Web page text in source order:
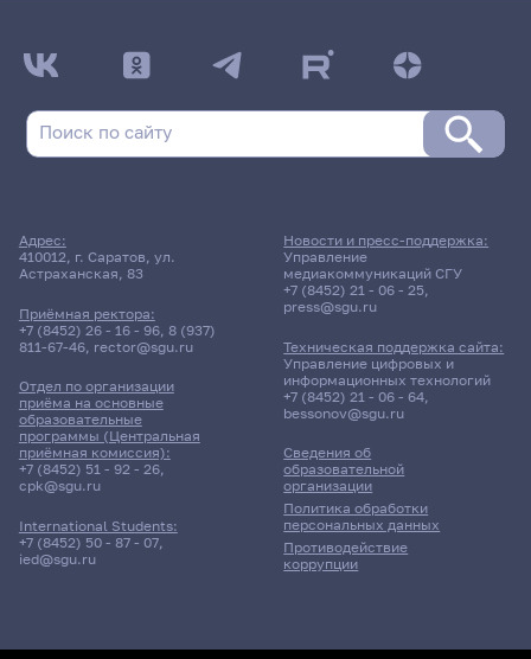
Адрес:
410012, г. Саратов, ул.
Астраханская, 83
Приёмная ректора:
+7 (8452) 26 - 16 - 96, 8 (937)
811-67-46, rector@sgu.ru
Отдел по организации
приёма на основные
образовательные
программы (Центральная
приёмная комиссия):
+7 (8452) 51 - 92 - 26,
cpk@sgu.ru
International Students:
+7 (8452) 50 - 87 - 07,
ied@sgu.ru
Сведения об
образовательной
организации
Политика обработки
персональных данных
Противодействие
коррупции
Новости и пресс-поддержка:
Управление
медиакоммуникаций СГУ
+7 (8452) 21 - 06 - 25,
press@sgu.ru
Техническая поддержка сайта:
Управление цифровых и
информационных технологий
+7 (8452) 21 - 06 - 64,
bessonov@sgu.ru